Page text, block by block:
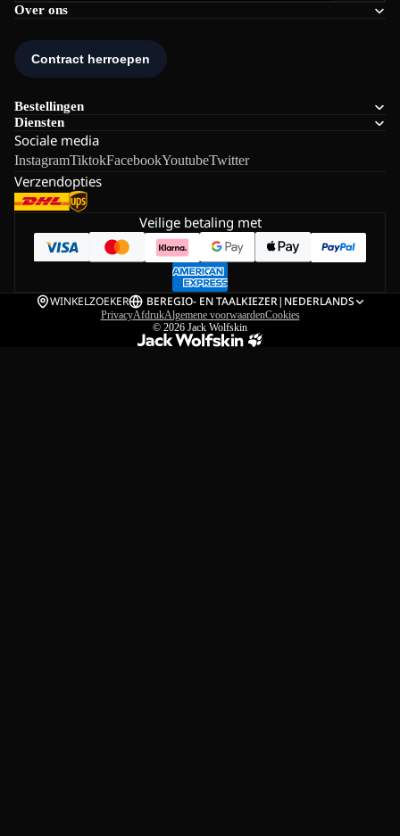
Over ons
Bestellingen
Diensten
Sociale media
InstagramTiktokFacebookYoutubeTwitter
Verzendopties
Veilige betaling met
WINKELZOEKER BEREGIO- EN TAALKIEZER| NEDERLANDS
PrivacyAfdrukAlgemene voorwaardenCookies
© 2026 Jack Wolfskin